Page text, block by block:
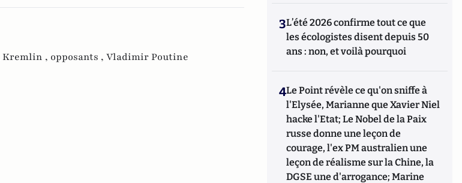
Kremlin , opposants , Vladimir Poutine
3L’été 2026 confirme tout ce que
les écologistes disent depuis 50
ans : non, et voilà pourquoi
4Le Point révèle ce qu'on sniffe à
l'Elysée, Marianne que Xavier Niel
hacke l'Etat; Le Nobel de la Paix
russe donne une leçon de
courage, l'ex PM australien une
leçon de réalisme sur la Chine, la
DGSE une d'arrogance; Marine